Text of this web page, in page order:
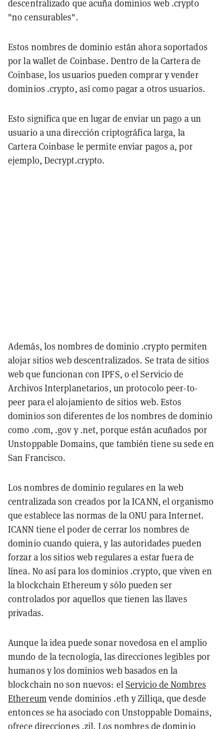
descentralizado que acuña dominios web .crypto
"no censurables".
Estos nombres de dominio están ahora soportados
por la wallet de Coinbase. Dentro de la Cartera de
Coinbase, los usuarios pueden comprar y vender
dominios .crypto, así como pagar a otros usuarios.
Esto significa que en lugar de enviar un pago a un
usuario a una dirección criptográfica larga, la
Cartera Coinbase le permite enviar pagos a, por
ejemplo, Decrypt.crypto.
Además, los nombres de dominio .crypto permiten
alojar sitios web descentralizados. Se trata de sitios
web que funcionan con IPFS, o el Servicio de
Archivos Interplanetarios, un protocolo peer-to-
peer para el alojamiento de sitios web. Estos
dominios son diferentes de los nombres de dominio
como .com, .gov y .net, porque están acuñados por
Unstoppable Domains, que también tiene su sede en
San Francisco.
Los nombres de dominio regulares en la web
centralizada son creados por la ICANN, el organismo
que establece las normas de la ONU para Internet.
ICANN tiene el poder de cerrar los nombres de
dominio cuando quiera, y las autoridades pueden
forzar a los sitios web regulares a estar fuera de
línea. No así para los dominios .crypto, que viven en
la blockchain Ethereum y sólo pueden ser
controlados por aquellos que tienen las llaves
privadas.
Aunque la idea puede sonar novedosa en el amplio
mundo de la tecnología, las direcciones legibles por
humanos y los dominios web basados en la
blockchain no son nuevos: elServicio de Nombres
Ethereumvende dominios .eth y Zilliqa, que desde
entonces se ha asociado con Unstoppable Domains,
ofrece direcciones .zil. Los nombres de dominio